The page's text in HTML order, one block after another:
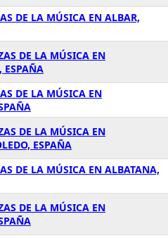
DE LA MÚSICA EN ALBAR,
DE LA MÚSICA EN
ESPAÑA
DE LA MÚSICA EN
DE LA MÚSICA EN
ESPAÑA
DE LA MÚSICA EN ALBATANA,
DE LA MÚSICA EN